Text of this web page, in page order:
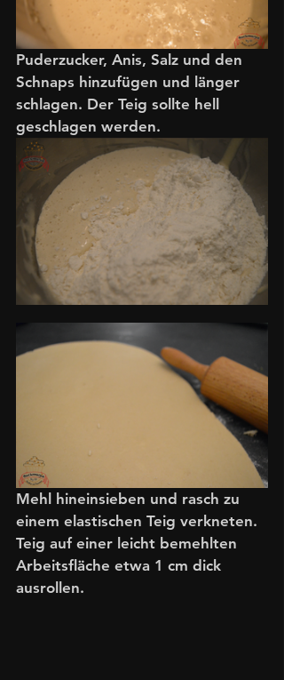
Puderzucker, Anis, Salz und den
Schnaps hinzufügen und länger
schlagen. Der Teig sollte hell
geschlagen werden.
Mehl hineinsieben und rasch zu
einem elastischen Teig verkneten.
Teig auf einer leicht bemehlten
Arbeitsfläche etwa 1 cm dick
ausrollen.